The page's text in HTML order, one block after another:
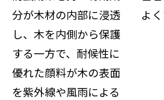
分が木材の内部に浸透
し、木を内側から保護
する一方で、耐候性に
優れた顔料が木の表面
を紫外線や風雨による
よ